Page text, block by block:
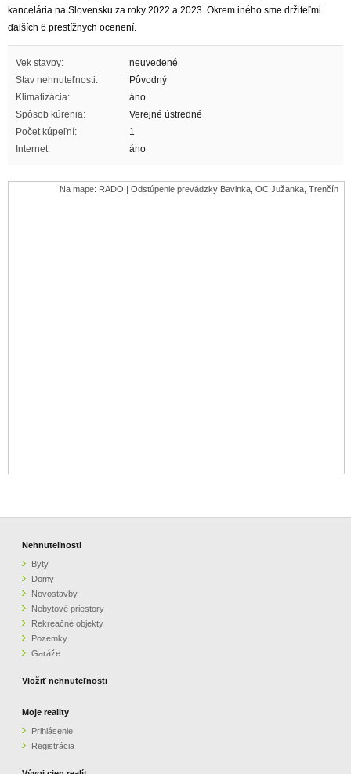
kancelária na Slovensku za roky 2022 a 2023. Okrem iného sme držiteľmi
ďalších 6 prestížnych ocenení.
Vek stavby:
neuvedené
Stav nehnuteľnosti:
Pôvodný
Klimatizácia:
áno
Spôsob kúrenia:
Verejné ústredné
Počet kúpeľní:
1
Internet:
áno
Na mape: RADO | Odstúpenie prevádzky Bavlnka, OC Južanka, Trenčín
Nehnuteľnosti
Byty
Domy
Novostavby
Nebytové priestory
Rekreačné objekty
Pozemky
Garáže
Vložiť nehnuteľnosti
Moje reality
Prihlásenie
Registrácia